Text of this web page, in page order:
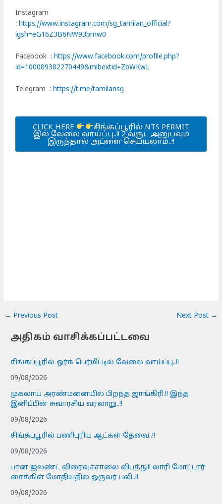
Instagram
:https://www.instagram.com/sg_tamilan_official?
igsh=eG16Z3B6NW93bmw0
Facebook :https://www.facebook.com/profile.php?
id=100089382270449&mibextid=ZbWKwL
Telegram :https://t.me/tamilansg
CLICK HERE சிங்கப்பூரில் NTS PERMIT
இல் வேலை வாய்ப்பு..!! 2 வருட அனுபவம்
இருந்தால் அப்ளை செய்யலாம்..!!
← Previous Post Next Post →
அதிகம் வாசிக்கப்பட்டவை
சிங்கப்பூரில் ஒர்க் பெர்மிட்டில் வேலை வாய்ப்பு..!!
09/08/2026
முகலாய அரண்மனையில் பிறந்த ஜாங்கிரி.!! இந்த
இனிப்பின் சுவாரசிய வரலாறு..!!
09/08/2026
சிங்கப்பூரில் பணிபுரிய ஆட்கள் தேவை..!!
09/08/2026
பான் ஐலண்ட் விரைவுச்சாலை விபத்து!! லாரி மோட்டார்
சைக்கிள் மோதியதில் ஒருவர் பலி..!!
09/08/2026